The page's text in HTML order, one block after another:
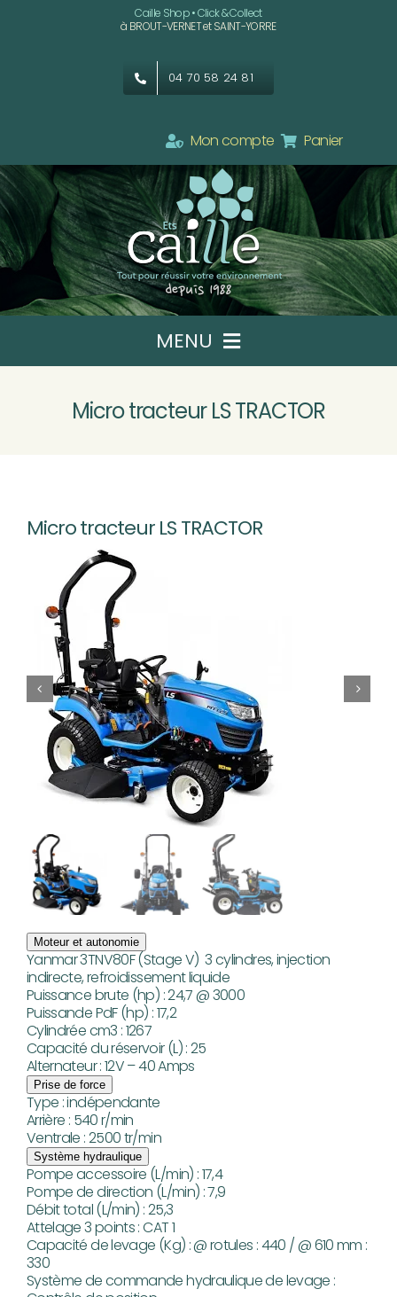
Caille Shop • Click & Collect
à BROUT-VERNET et SAINT-YORRE
04 70 58 24 81
Mon compte Panier
MENU
ATELIER SAV
CONTACT & ACCÈS
Rechercher:
Micro tracteur LS TRACTOR
Micro tracteur LS TRACTOR
Moteur et autonomie
Yanmar 3TNV80F (Stage V) 3 cylindres, injection
indirecte, refroidissement liquide
Puissance brute (hp) : 24,7 @ 3000
Puissande PdF (hp) : 17,2
Cylindrée cm3 : 1267
Capacité du réservoir (L) : 25
Alternateur : 12V – 40 Amps
Prise de force
Type : indépendante
Arrière : 540 r/min
Ventrale : 2500 tr/min
Système hydraulique
Pompe accessoire (L/min) : 17,4
Pompe de direction (L/min) : 7,9
Débit total (L/min) : 25,3
Attelage 3 points : CAT 1
Capacité de levage (Kg) : @ rotules : 440 / @ 610 mm :
330
Système de commande hydraulique de levage :